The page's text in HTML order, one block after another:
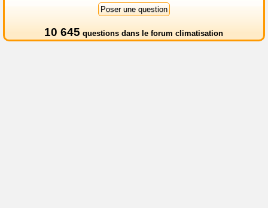
10 645 questions dans le forum climatisation